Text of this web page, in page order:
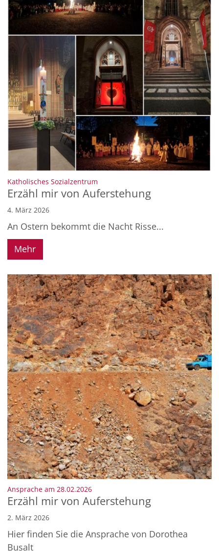
Katholisches Sozialzentrum
Erzähl mir von Auferstehung
4. März 2026
An Ostern bekommt die Nacht Risse...
Mehr
Ansprache am 28.02.2026:
Erzähl mir von Auferstehung
2. März 2026
Hier finden Sie die Ansprache von Dorothea
Busalt